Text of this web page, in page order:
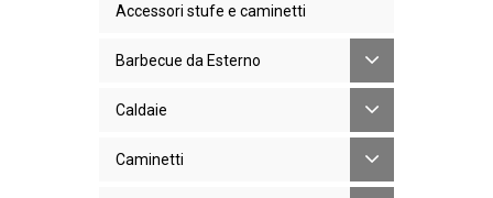
Accessori stufe e caminetti
Barbecue da Esterno
Caldaie
Caminetti